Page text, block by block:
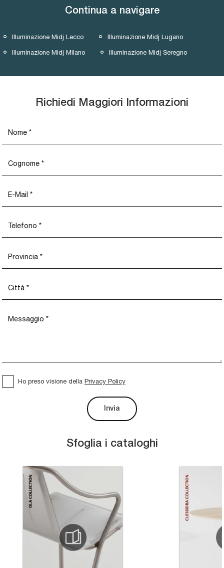
Continua a navigare
Illuminazione Midj Lecco Illuminazione Midj Lugano
Illuminazione Midj Milano Illuminazione Midj Seregno
Sfoglia i cataloghi
Richiedi Maggiori Informazioni
Ho preso visione della Privacy Policy
Invia